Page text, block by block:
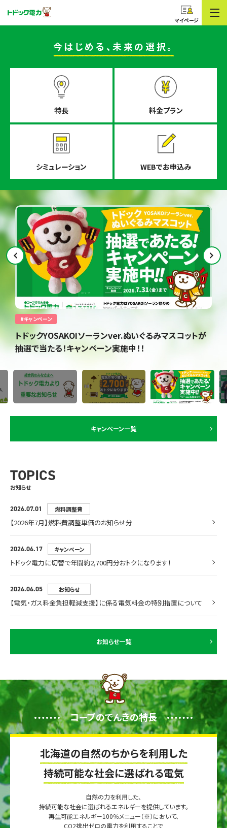
マイページ
今はじめる、未来の選択。
特長 料金プラン
シミュレーション WEBでお申込み
トが 「節電のミカタ」省エネサービス開始
キャンペーン一覧
TOPICS
お知らせ
2026.07.01 燃料調整費
【2026年7月】燃料費調整単価のお知らせ分
2026.06.17 キャンペーン
トドック電力に切替で年間約2,700円分おトクになります！
2026.06.05 お知らせ
【電気・ガス料金負担軽減支援】に係る電気料金の特別措置について
お知らせ一覧
コープのでんきの特長
北海道の自然のちからを利用した
持続可能な社会に選ばれる電気
自然の力を利用した、
持続可能な社会に選ばれるエネルギーを提供しています。
再生可能エネルギー100％メニュー（※）において、
CO2排出ゼロの電力を利用することで